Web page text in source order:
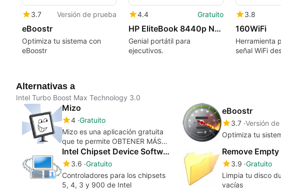
3.7 Versión de prueba
eBoostr
Optimiza tu sistema con
eBoostr
4.4 Gratuito
HP EliteBook 8440p Notebook PC Driver
Genial portátil para
ejecutivos.
3.8
160WiFi
Herramienta
señal WiFi
Alternativas a
Intel Turbo Boost Max Technology 3.0
Mizo
4 Gratuito
Mizo es una aplicación gratuita
que te permite OBTENER MÁS
desde tu PC
eBoostr
3.7 Versión
Optimiza tu
Intel Chipset Device Software
3.6 Gratuito
Controladores para los chipsets
5, 4, 3 y 900 de Intel
Remove
3.9 Gratuito
Limpia tu disco
vacías